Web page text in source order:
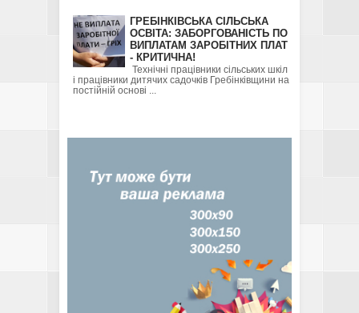
ГРЕБІНКІВСЬКА СІЛЬСЬКА
ОСВІТА: ЗАБОРГОВАНІСТЬ ПО
ВИПЛАТАМ ЗАРОБІТНИХ ПЛАТ
- КРИТИЧНА!
Технічні працівники сільських шкіл
і працівники дитячих садочків Гребінківщини на
постійній основі ...